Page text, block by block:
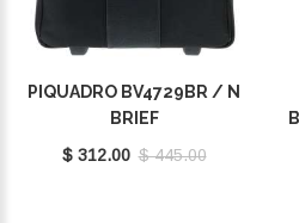
PIQUADRO BV4729BR / N
BRIEF
$ 312.00 $ 445.00